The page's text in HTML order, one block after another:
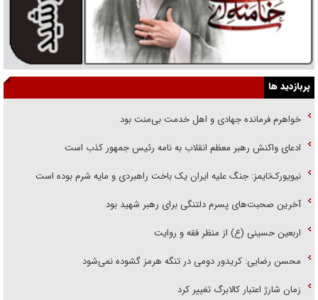
پربازدید ها
خواهرم فرمانده جهادی و اهل خدمت بی‌منت بود
ادعای واکنش رهبر معظم انقلاب به نامه رئیس جمهور کذب است
نیویورک‌تایمز: جنگ علیه ایران یک باخت راهبردی و مایه شرم بوده است
آخرین صحبت‌های پسرم دلتنگی برای رهبر شهید بود
اربعین حسینی (ع) از منظر فقه و روایت
محسن رضایی: کریدور دومی در تنگه هرمز گشوده نمی‌شود
زمان شارژ اعتبار کالابرگ تغییر کرد